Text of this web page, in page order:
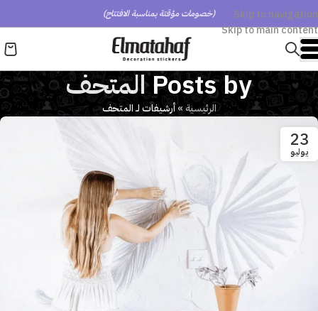
Skip to navigation
Skip to main content
(خصومات مؤقتة بمناسبة الافتتاح)
Posts by المتحف
الرئيسية»أرشيفات لـ المتحف
23
يوليو